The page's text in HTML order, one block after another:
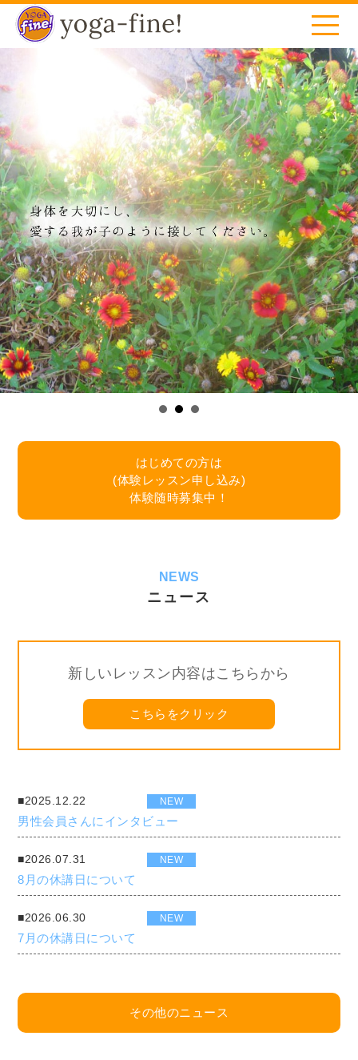
はじめての方は
(体験レッスン申し込み)
体験随時募集中！
NEWS
ニュース
新しいレッスン内容はこちらから
こちらをクリック
■2025.12.22 NEW
男性会員さんにインタビュー
■2026.07.31 NEW
8月の休講日について
■2026.06.30 NEW
7月の休講日について
その他のニュース